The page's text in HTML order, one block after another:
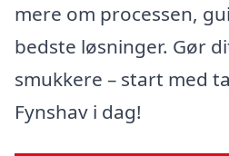
mere om processen,
bedste løsninger. Gør
smukkere – start med
Fynshav i dag!